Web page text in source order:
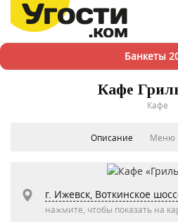
Банкеты
Кафе
Кафе
Описание Меню
г. Ижевск, Воткинское
нажмите, чтобы показать на